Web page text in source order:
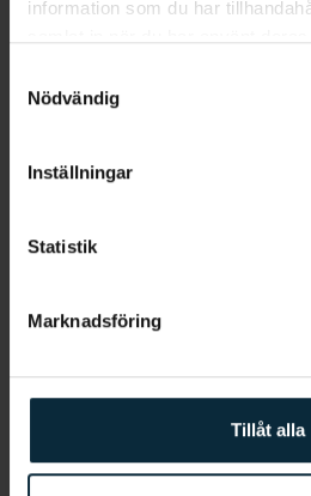
information som du har
Nödvändig
Inställningar
Statistik
Marknadsföring
Tillåt alla
På plats på konsultationen
förutsättningar,
igenom de bästa